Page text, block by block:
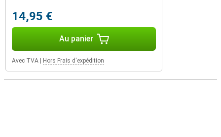
14,95 €
Au panier
Avec TVA Hors Frais d'expédition